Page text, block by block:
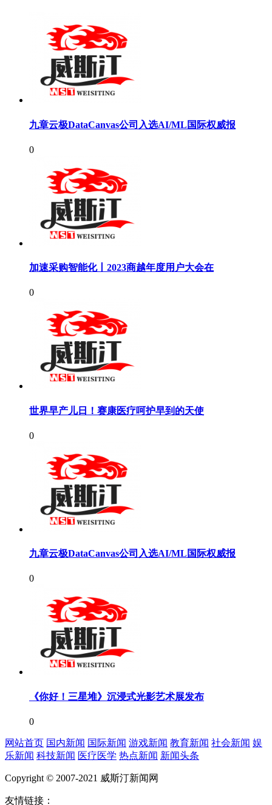
九章云极DataCanvas公司入选AI/ML国际权威报
0
加速采购智能化丨2023商越年度用户大会在
0
世界早产儿日！赛康医疗呵护早到的天使
0
九章云极DataCanvas公司入选AI/ML国际权威报
0
《你好！三星堆》沉浸式光影艺术展发布
0
网站首页 国内新闻 国际新闻 游戏新闻 教育新闻 社会新闻 娱
乐新闻 科技新闻 医疗医学 热点新闻 新闻头条
Copyright © 2007-2021 威斯汀新闻网
友情链接：